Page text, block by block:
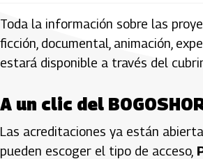
Toda la información sobre las
ficción, documental, animación,
estará disponible a través del
A un clic del
Las acreditaciones ya están
pueden escoger el tipo de acceso,